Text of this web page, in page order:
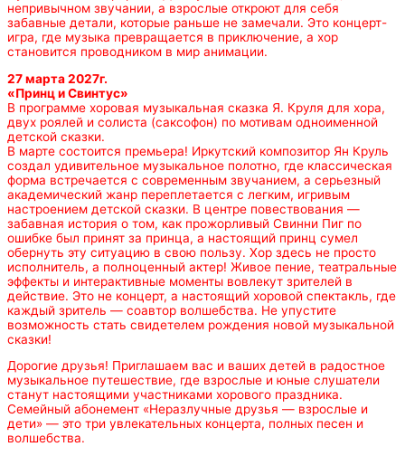
непривычном звучании, а взрослые откроют для себя
забавные детали, которые раньше не замечали. Это концерт-
игра, где музыка превращается в приключение, а хор
становится проводником в мир анимации.
27 марта 2027г.
«Принц и Свинтус»
В программе хоровая музыкальная сказка Я. Круля для хора,
двух роялей и солиста (саксофон) по мотивам одноименной
детской сказки.
В марте состоится премьера! Иркутский композитор Ян Круль
создал удивительное музыкальное полотно, где классическая
форма встречается с современным звучанием, а серьезный
академический жанр переплетается с легким, игривым
настроением детской сказки. В центре повествования —
забавная история о том, как прожорливый Свинни Пиг по
ошибке был принят за принца, а настоящий принц сумел
обернуть эту ситуацию в свою пользу. Хор здесь не просто
исполнитель, а полноценный актер! Живое пение, театральные
эффекты и интерактивные моменты вовлекут зрителей в
действие. Это не концерт, а настоящий хоровой спектакль, где
каждый зритель — соавтор волшебства. Не упустите
возможность стать свидетелем рождения новой музыкальной
сказки!
Дорогие друзья! Приглашаем вас и ваших детей в радостное
музыкальное путешествие, где взрослые и юные слушатели
станут настоящими участниками хорового праздника.
Семейный абонемент «Неразлучные друзья — взрослые и
дети» — это три увлекательных концерта, полных песен и
волшебства.